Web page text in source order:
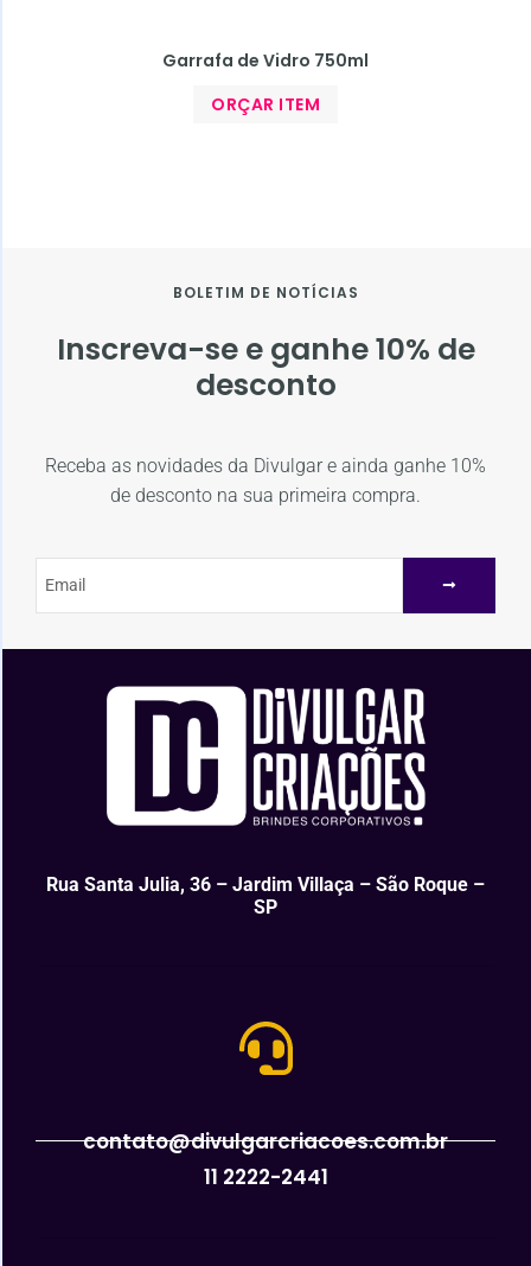
Garrafa de Vidro 750ml
ORÇAR ITEM
BOLETIM DE NOTÍCIAS
Inscreva-se e ganhe 10% de
desconto
Receba as novidades da Divulgar e ainda ganhe 10%
de desconto na sua primeira compra.
Rua Santa Julia, 36 – Jardim Villaça – São Roque –
SP
contato@divulgarcriacoes.com.br
11 2222-2441